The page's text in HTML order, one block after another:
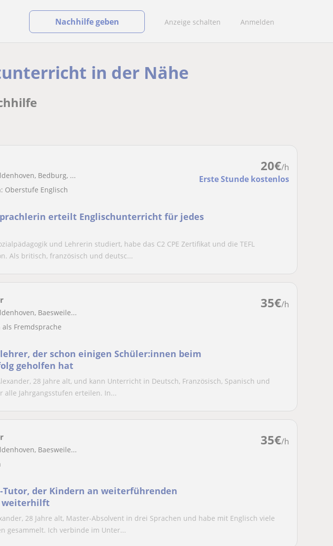
Anzeige schalten Anmelden
Nachhilfe geben
in der Nähe
20€/h
Erste Stunde kostenlos
Bedburg, ...
Oberstufe Englisch
erteilt Englischunterricht für jedes
und Lehrerin studiert, habe das C2 CPE Zertifikat und die TEFL
Als britisch, französisch und deutsc...
35€/h
Baesweile...
als Fremdsprache
der schon einigen Schüler:innen beim
geholfen hat
28 Jahre alt, und kann Unterricht in Deutsch, Französisch, Spanisch und
alle Jahrgangsstufen erteilen. In...
35€/h
Baesweile...
Tutor, der Kindern an weiterführenden
weiterhilft
28 Jahre alt, Master-Absolvent in drei Sprachen und habe mit Englisch viele
gesammelt. Ich verbinde im Unter...